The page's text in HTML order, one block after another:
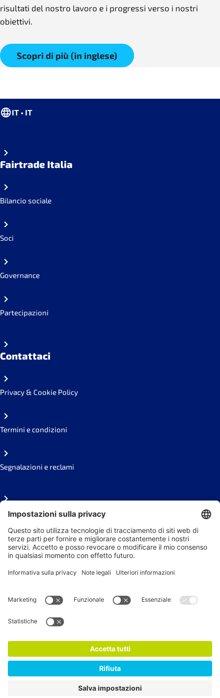
risultati del nostro lavoro e i progressi verso i nostri
obiettivi.
Scopri di più (in inglese)
IT • IT
Fairtrade Italia
Bilancio sociale
Soci
Governance
Partecipazioni
Contattaci
Privacy & Cookie Policy
Termini e condizioni
Segnalazioni e reclami
FAQ
Area stampa
Seguici sui social
Newsletter
Iscriviti